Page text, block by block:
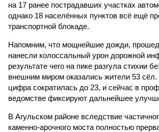
на 17 ранее пострадавших участках
однако 18 населённых пунктов всё ещё
транспортной блокаде.
Напомним, что мощнейшие дожди,
нанесли колоссальный урон дорожной
результате чего на пике разгула стихии
внешним миром оказались жители 53
цифра сократилась до 23, и сейчас в
ведомстве фиксируют дальнейшее
В Агульском районе вследствие
каменно-арочного моста полностью